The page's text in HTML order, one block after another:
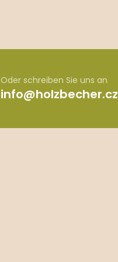
Oder schreiben Sie uns an
info@holzbecher.cz